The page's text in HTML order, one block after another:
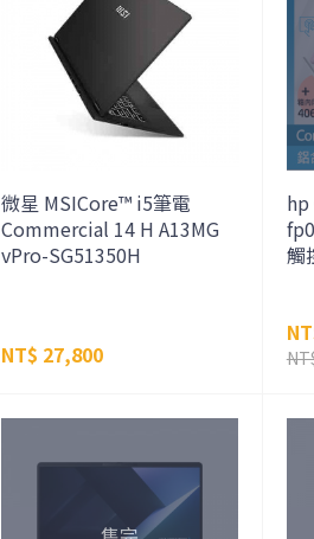
微星 MSICore™ i5筆電
Commercial 14 H A13MG
vPro-SG51350H
NT$ 27,800
觸